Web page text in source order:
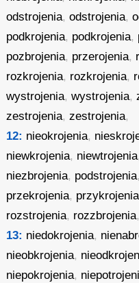
odstrojenia,odstrojenia,
podkrojenia, podkrojenia,
pozbrojenia, przerojenia,
rozkrojenia, rozkrojenia,
wystrojenia,wystrojenia,
zestrojenia,zestrojenia,
12: nieokrojenia,
niewkrojenia, niewtrojenia,
niezbrojenia, podstrojenia,
przekrojenia, przykrojenia
rozstrojenia, rozzbrojenia,
13: niedokrojenia,
nieobkrojenia,
niepokrojenia,